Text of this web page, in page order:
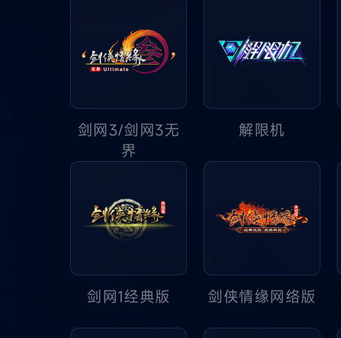
剑网3/剑网3无
界
解限机
剑网1经典版 剑侠情缘网络版